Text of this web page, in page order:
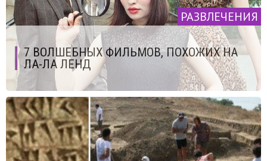
РАЗВЛЕЧЕНИЯ
7 ВОЛШЕБНЫХ ФИЛЬМОВ, ПОХОЖИХ НА
ЛА-ЛА ЛЕНД